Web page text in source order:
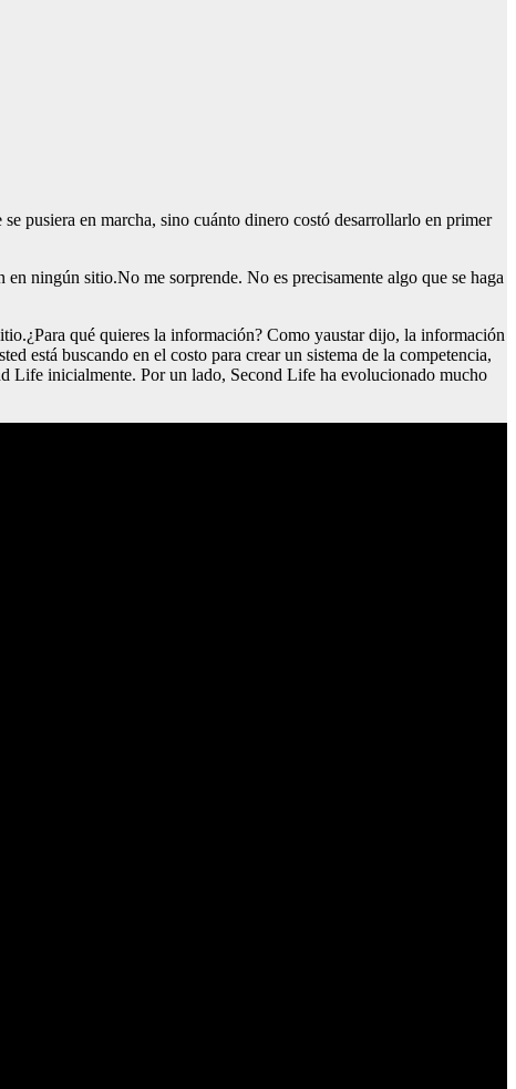
pusiera en marcha, sino cuánto dinero costó desarrollarlo en primer
ningún sitio.No me sorprende. No es precisamente algo que se haga
qué quieres la información? Como yaustar dijo, la información
está buscando en el costo para crear un sistema de la competencia,
Life inicialmente. Por un lado, Second Life ha evolucionado mucho